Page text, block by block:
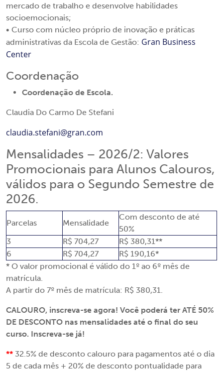
mercado de trabalho e desenvolve habilidades
socioemocionais;
• Curso com núcleo próprio de inovação e práticas
administrativas da Escola de Gestão: Gran Business
Center
Coordenação
Coordenação de Escola.
Claudia Do Carmo De Stefani
claudia.stefani@gran.com
Mensalidades – 2026/2: Valores
Promocionais para Alunos Calouros,
válidos para o Segundo Semestre de
2026.
Parcelas Mensalidade
Com desconto de até
50%
3
R$ 704,27
R$ 380,31**
6
R$ 704,27
R$ 190,16*
* O valor promocional é válido do 1º ao 6º mês de
matrícula.
A partir do 7º mês de matrícula: R$ 380,31.
CALOURO, inscreva-se agora! Você poderá ter ATÉ 50%
DE DESCONTO nas mensalidades até o final do seu
curso. Inscreva-se já!
** 32.5% de desconto calouro para pagamentos até o dia
5 de cada mês + 20% de desconto pontualidade para